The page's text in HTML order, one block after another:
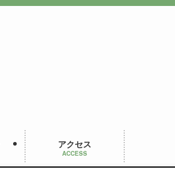
アクセス
ACCESS